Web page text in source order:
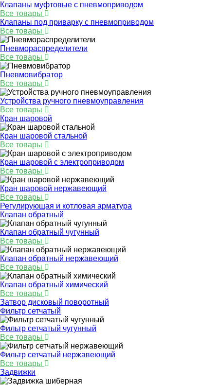
Клапаны муфтовые с пневмоприводом
Все товары
Клапаны под приварку с пневмоприводом
Все товары
Пневмораспределители
Все товары
Пневмовибратор
Все товары
Устройства ручного пневмоуправления
Все товары
Кран шаровой
Кран шаровой стальной
Все товары
Кран шаровой с электроприводом
Все товары
Кран шаровой нержавеющий
Все товары
Регулирующая и котловая арматура
Клапан обратный
Клапан обратный чугунный
Все товары
Клапан обратный нержавеющий
Все товары
Клапан обратный химический
Все товары
Затвор дисковый поворотный
Фильтр сетчатый
Фильтр сетчатый чугунный
Все товары
Фильтр сетчатый нержавеющий
Все товары
Задвижки